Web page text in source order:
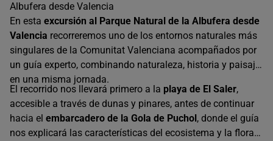
Albufera desde Valencia
En esta excursión al Parque Natural de la Albufera desde
Valencia recorreremos uno de los entornos naturales más
singulares de la Comunitat Valenciana acompañados por
un guía experto, combinando naturaleza, historia y paisaje
en una misma jornada.
El recorrido nos llevará primero a la playa de El Saler,
accesible a través de dunas y pinares, antes de continuar
hacia el embarcadero de la Gola de Puchol, donde el guía
nos explicará las características del ecosistema y la flora